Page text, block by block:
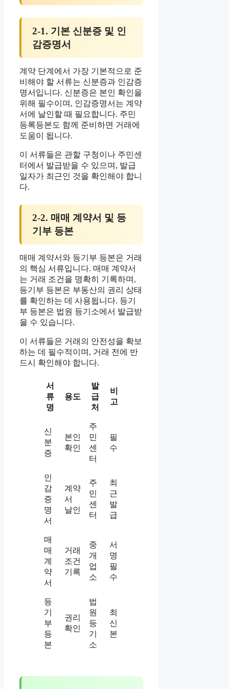
2-1. 기본 신분증 및 인
감증명서
계약 단계에서 가장 기본적으로 준
비해야 할 서류는 신분증과 인감증
명서입니다. 신분증은 본인 확인을
위해 필수이며, 인감증명서는 계약
서에 날인할 때 필요합니다. 주민
등록등본도 함께 준비하면 거래에
도움이 됩니다.
이 서류들은 관할 구청이나 주민센
터에서 발급받을 수 있으며, 발급
일자가 최근인 것을 확인해야 합니
다.
2-2. 매매 계약서 및 등
기부 등본
매매 계약서와 등기부 등본은 거래
의 핵심 서류입니다. 매매 계약서
는 거래 조건을 명확히 기록하며,
등기부 등본은 부동산의 권리 상태
를 확인하는 데 사용됩니다. 등기
부 등본은 법원 등기소에서 발급받
을 수 있습니다.
이 서류들은 거래의 안전성을 확보
하는 데 필수적이며, 거래 전에 반
드시 확인해야 합니다.
서
류
명
용도
발
급
처
비
고
신
분
증
본인
확인
주
민
센
터
필
수
인
감
증
명
서
계약
서
날인
주
민
센
터
최
근
발
급
매
매
계
약
서
거래
조건
기록
중
개
업
소
서
명
필
수
등
기
부
등
본
권리
확인
법
원
등
기
소
최
신
본